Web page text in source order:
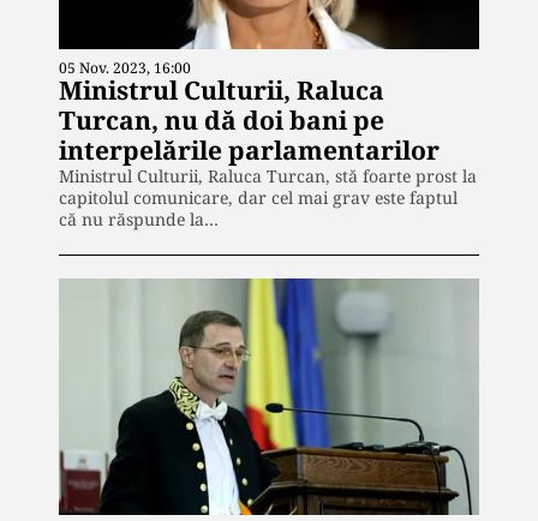
05 Nov. 2023, 16:00
Ministrul Culturii, Raluca
Turcan, nu dă doi bani pe
interpelările parlamentarilor
Ministrul Culturii, Raluca Turcan, stă foarte prost la
capitolul comunicare, dar cel mai grav este faptul
că nu răspunde la…